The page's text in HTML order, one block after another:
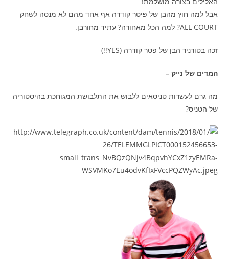
אבל למה חוץ מהבן של פיטר קודרה אף אחד מהם לא מנסה לשחק
ALL COURT? למה הכל מאחורה? עתיד מחורבן.
זכה בטורניר הבן של פטר קודרה (YES!!)
המדים של נייק –
מה גרם לעשרות טניסאים ללבוש את התלבושת המגוחכת בהיסטוריה
של הטניס?